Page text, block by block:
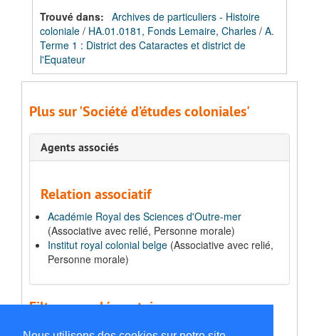
Trouvé dans: Archives de particuliers - Histoire
coloniale / HA.01.0181, Fonds Lemaire, Charles / A.
Terme 1 : District des Cataractes et district de
l'Equateur
Plus sur 'Société d’études coloniales'
Agents associés
Relation associatif
Académie Royal des Sciences d'Outre-mer
(Associative avec relié, Personne morale)
Institut royal colonial belge (Associative avec relié,
Personne morale)
Filtres supplémentaires:
Type